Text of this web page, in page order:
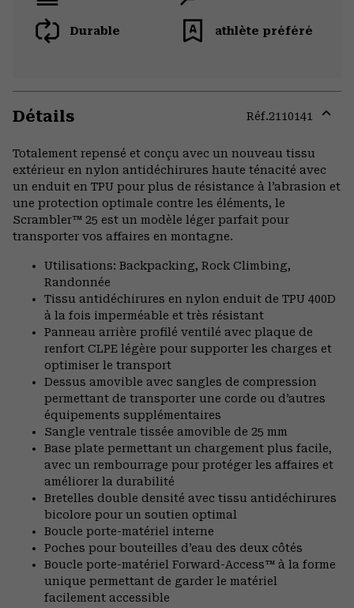
Durable athlète préféré
Détails Réf.2110141
Totalement repensé et conçu avec un nouveau tissu
extérieur en nylon antidéchirures haute ténacité avec
un enduit en TPU pour plus de résistance à l’abrasion et
une protection optimale contre les éléments, le
Scrambler™ 25 est un modèle léger parfait pour
transporter vos affaires en montagne.
Utilisations: Backpacking, Rock Climbing,
Randonnée
Tissu antidéchirures en nylon enduit de TPU 400D
à la fois imperméable et très résistant
Panneau arrière profilé ventilé avec plaque de
renfort CLPE légère pour supporter les charges et
optimiser le transport
Dessus amovible avec sangles de compression
permettant de transporter une corde ou d’autres
équipements supplémentaires
Sangle ventrale tissée amovible de 25 mm
Base plate permettant un chargement plus facile,
avec un rembourrage pour protéger les affaires et
améliorer la durabilité
Bretelles double densité avec tissu antidéchirures
bicolore pour un soutien optimal
Boucle porte-matériel interne
Poches pour bouteilles d’eau des deux côtés
Boucle porte-matériel Forward-Access™ à la forme
unique permettant de garder le matériel
facilement accessible